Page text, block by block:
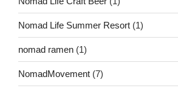
Nomad Life Summer Resort (1)
nomad ramen (1)
NomadMovement (7)